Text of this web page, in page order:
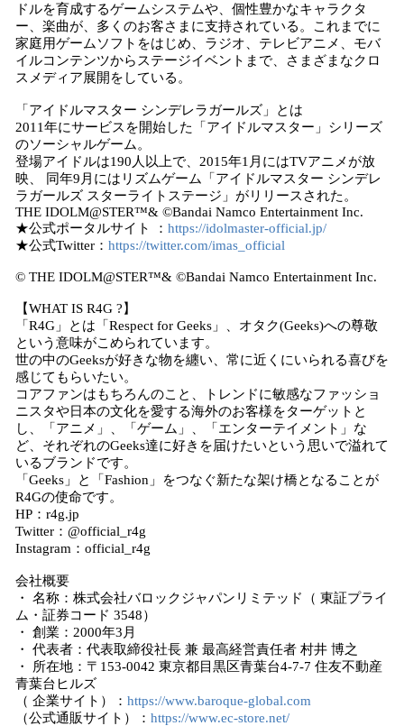
ドルを育成するゲームシステムや、個性豊かなキャラクタ
ー、楽曲が、多くのお客さまに支持されている。これまでに
家庭用ゲームソフトをはじめ、ラジオ、テレビアニメ、モバ
イルコンテンツからステージイベントまで、さまざまなクロ
スメディア展開をしている。
「アイドルマスター シンデレラガールズ」とは
2011年にサービスを開始した「アイドルマスター」シリーズ
のソーシャルゲーム。
登場アイドルは190人以上で、2015年1月にはTVアニメが放
映、 同年9月にはリズムゲーム「アイドルマスター シンデレ
ラガールズ スターライトステージ」がリリースされた。
THE IDOLM@STER™& ©Bandai Namco Entertainment Inc.
★公式ポータルサイト ： https://idolmaster-official.jp/
★公式Twitter： https://twitter.com/imas_official
© THE IDOLM@STER™& ©Bandai Namco Entertainment Inc.
【WHAT IS R4G ?】
「R4G」とは「Respect for Geeks」、オタク(Geeks)への尊敬
という意味がこめられています。
世の中のGeeksが好きな物を纏い、常に近くにいられる喜びを
感じてもらいたい。
コアファンはもちろんのこと、トレンドに敏感なファッショ
ニスタや日本の文化を愛する海外のお客様をターゲットと
し、「アニメ」、「ゲーム」、「エンターテイメント」な
ど、それぞれのGeeks達に好きを届けたいという思いで溢れて
いるブランドです。
「Geeks」と「Fashion」をつなぐ新たな架け橋となることが
R4Gの使命です。
HP：r4g.jp
Twitter：@official_r4g
Instagram：official_r4g
会社概要
・ 名称：株式会社バロックジャパンリミテッド（ 東証プライ
ム・証券コード 3548）
・ 創業：2000年3月
・ 代表者：代表取締役社長 兼 最高経営責任者 村井 博之
・ 所在地：〒153-0042 東京都目黒区青葉台4-7-7 住友不動産
青葉台ヒルズ
（ 企業サイト）： https://www.baroque-global.com
（公式通販サイト）： https://www.ec-store.net/